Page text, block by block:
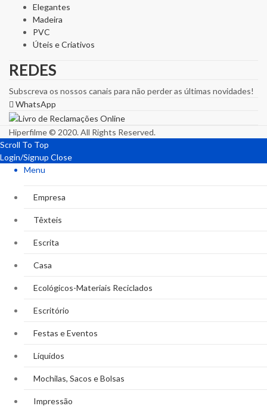
Elegantes
Madeira
PVC
Úteis e Criativos
REDES
Subscreva os nossos canais para não perder as últimas novidades!
WhatsApp
Hiperfilme © 2020. All Rights Reserved.
Scroll To Top
Login/Signup Close
Menu
Empresa
Têxteis
Escrita
Casa
Ecológicos-Materiais Reciclados
Escritório
Festas e Eventos
Líquidos
Mochilas, Sacos e Bolsas
Impressão